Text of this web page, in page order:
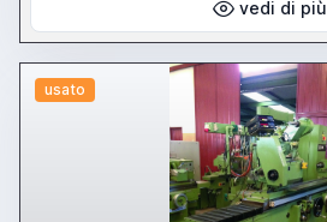
vedi di più
usato